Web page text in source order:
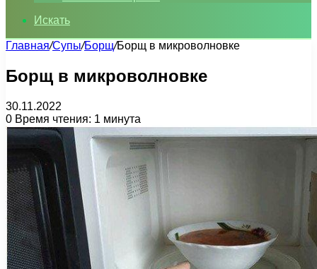
Искать
Главная/Супы/Борщ/Борщ в микроволновке
Борщ в микроволновке
30.11.2022
0 Время чтения: 1 минута